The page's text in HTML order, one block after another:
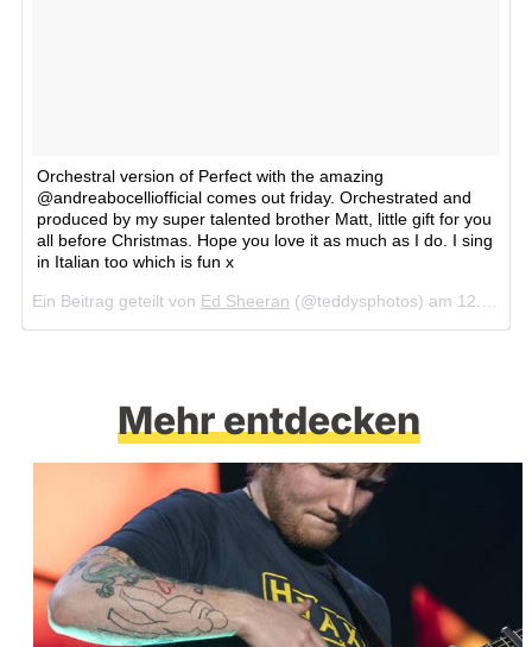
Orchestral version of Perfect with the amazing
@andreabocelliofficial comes out friday. Orchestrated and
produced by my super talented brother Matt, little gift for you
all before Christmas. Hope you love it as much as I do. I sing
in Italian too which is fun x
Ein Beitrag geteilt von Ed Sheeran (@teddysphotos) am 12. Dez 2017 um 1:43 Uhr
Mehr entdecken